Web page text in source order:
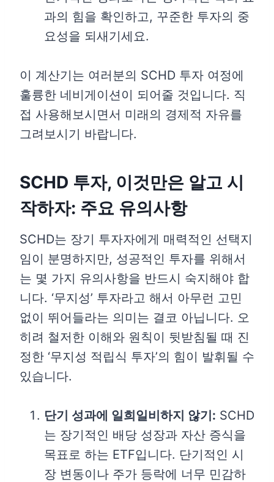
과의 힘을 확인하고, 꾸준한 투자의 중
요성을 되새기세요.
이 계산기는 여러분의 SCHD 투자 여정에
훌륭한 네비게이션이 되어줄 것입니다. 직
접 사용해보시면서 미래의 경제적 자유를
그려보시기 바랍니다.
SCHD 투자, 이것만은 알고 시
작하자: 주요 유의사항
SCHD는 장기 투자자에게 매력적인 선택지
임이 분명하지만, 성공적인 투자를 위해서
는 몇 가지 유의사항을 반드시 숙지해야 합
니다. ‘무지성’ 투자라고 해서 아무런 고민
없이 뛰어들라는 의미는 결코 아닙니다. 오
히려 철저한 이해와 원칙이 뒷받침될 때 진
정한 ‘무지성 적립식 투자’의 힘이 발휘될 수
있습니다.
단기 성과에 일희일비하지 않기: SCHD
는 장기적인 배당 성장과 자산 증식을
목표로 하는 ETF입니다. 단기적인 시
장 변동이나 주가 등락에 너무 민감하